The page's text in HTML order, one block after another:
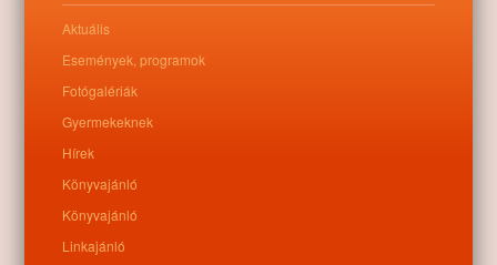
Aktuális
Események, programok
Fotógalériák
Gyermekeknek
Hírek
Könyvajánló
Könyvajánló
Linkajánló